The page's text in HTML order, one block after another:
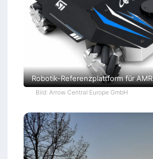
Robotik-Referenzplattform für AMR
Bild: Arrow Central Europe GmbH